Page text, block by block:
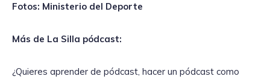
Fotos: Ministerio del Deporte
Más de La Silla pódcast:
¿Quieres aprender de pódcast, hacer un pódcast como